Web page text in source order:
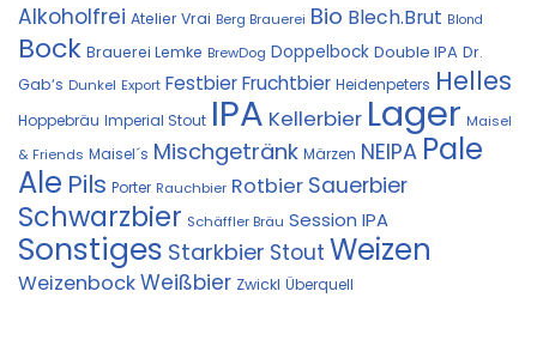
Alkoholfrei Atelier Vrai Berg Brauerei Bio Blech.Brut Blond
Bock Brauerei Lemke BrewDog Doppelbock Double IPA Dr.
Gab‘s Dunkel Export FestbierFruchtbier Heidenpeters Helles
Hoppebräu Imperial Stout IPA Kellerbier Lager Maisel
& Friends Maisel´s Mischgetränk Märzen NEIPA Pale
Ale Pils Porter Rauchbier Rotbier Sauerbier
Schwarzbier Schäffler Bräu Session IPA
Sonstiges Starkbier Stout Weizen
WeizenbockWeißbier Zwickl Überquell